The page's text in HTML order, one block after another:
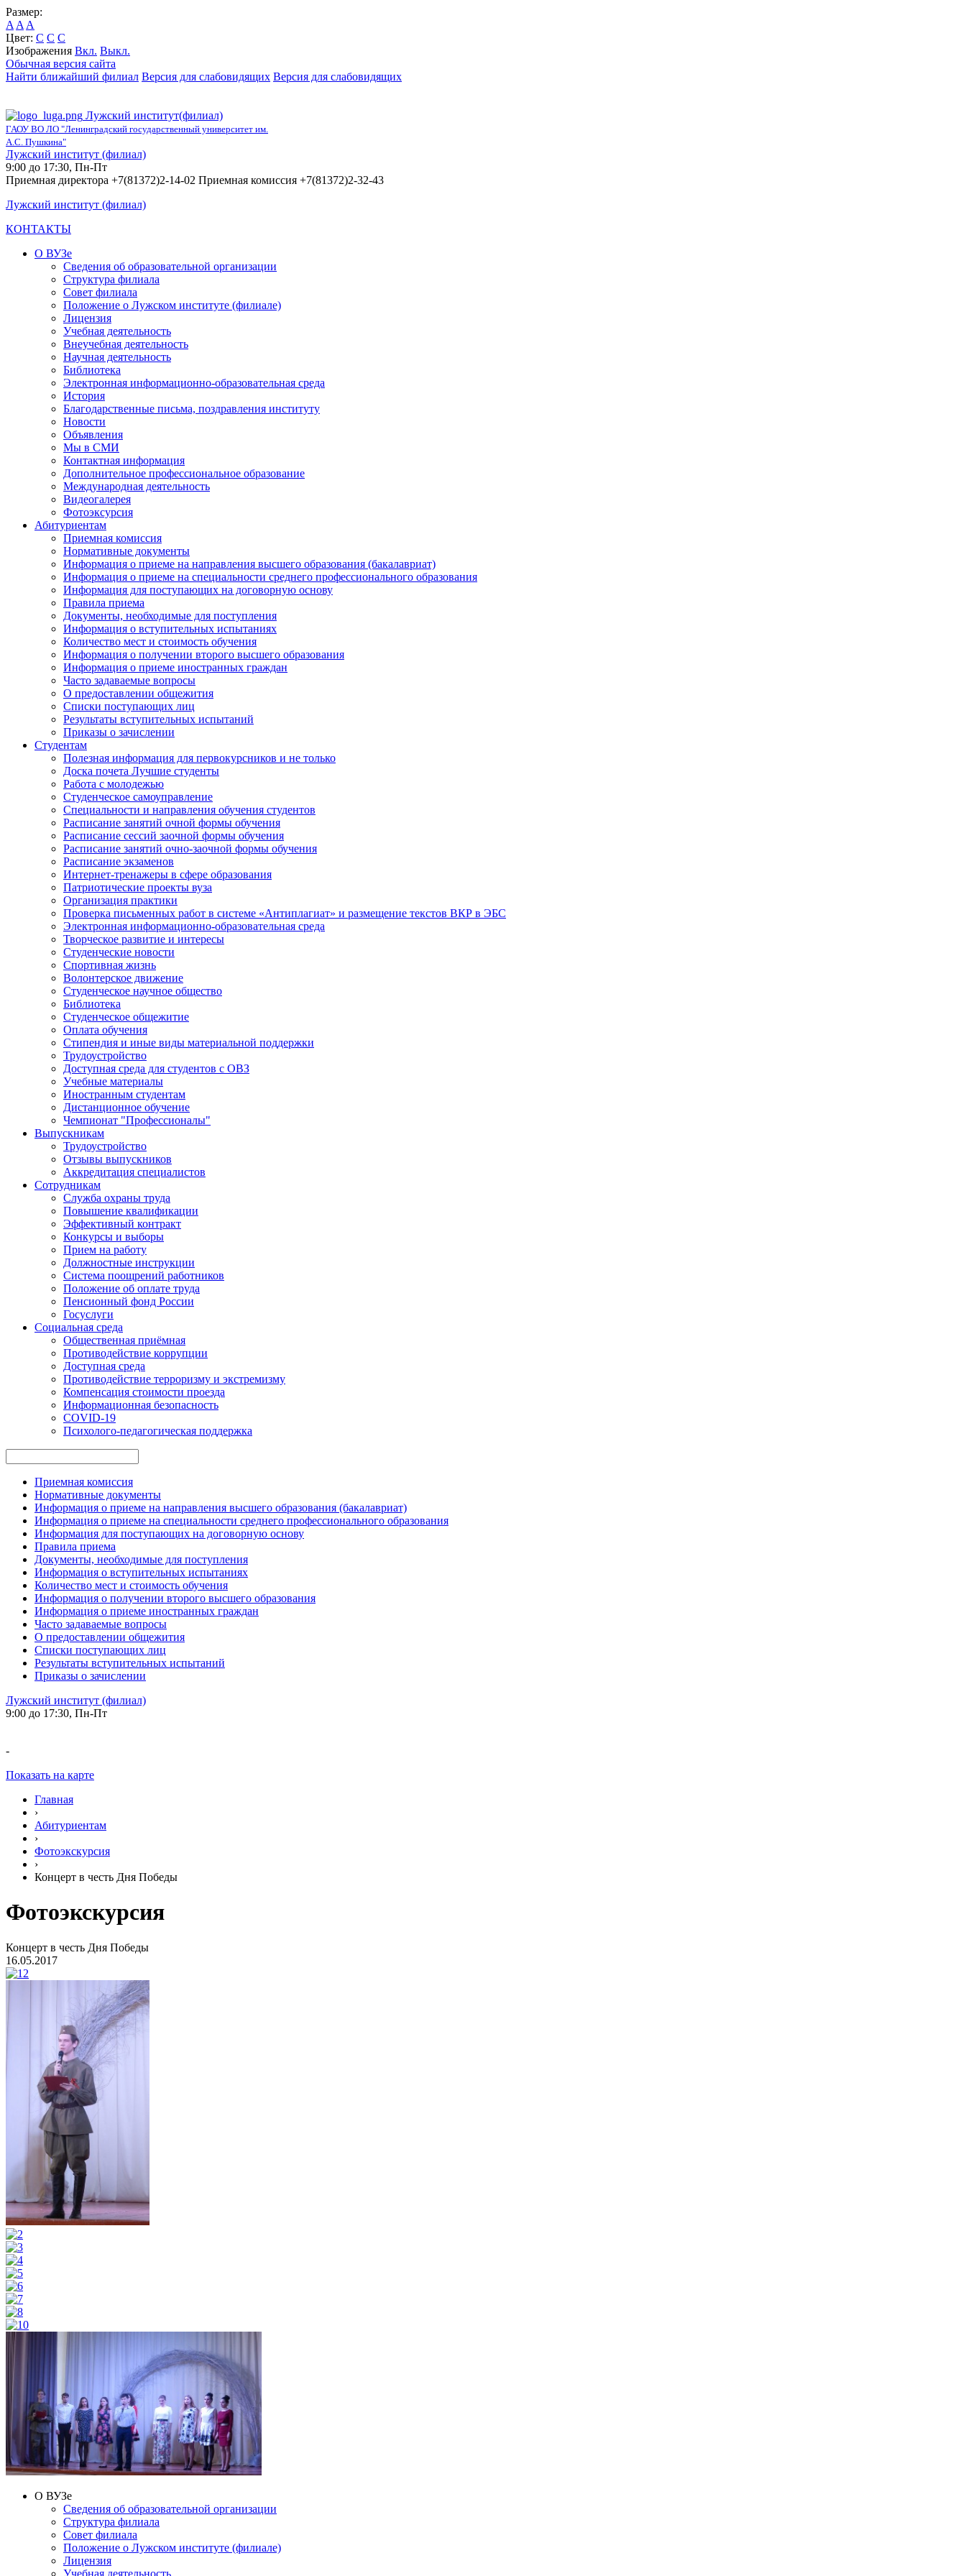
Размер:
A A A
Цвет: C C C
Изображения Вкл. Выкл.
Обычная версия сайта
Найти ближайший филиал Версия для слабовидящих Версия для слабовидящих
Лужский институт(филиал)
ГАОУ ВО ЛО "Ленинградский государственный университет им.
А.С. Пушкина"
Лужский институт (филиал)
9:00 до 17:30, Пн-Пт
Приемная директора +7(81372)2-14-02 Приемная комиссия +7(81372)2-32-43
Лужский институт (филиал)
КОНТАКТЫ
О ВУЗе
Сведения об образовательной организации
Структура филиала
Совет филиала
Положение о Лужском институте (филиале)
Лицензия
Учебная деятельность
Внеучебная деятельность
Научная деятельность
Библиотека
Электронная информационно-образовательная среда
История
Благодарственные письма, поздравления институту
Новости
Объявления
Мы в СМИ
Контактная информация
Дополнительное профессиональное образование
Международная деятельность
Видеогалерея
Фотоэксурсия
Абитуриентам
Приемная комиссия
Нормативные документы
Информация о приеме на направления высшего образования (бакалавриат)
Информация о приеме на специальности среднего профессионального образования
Информация для поступающих на договорную основу
Правила приема
Документы, необходимые для поступления
Информация о вступительных испытаниях
Количество мест и стоимость обучения
Информация о получении второго высшего образования
Информация о приеме иностранных граждан
Часто задаваемые вопросы
О предоставлении общежития
Списки поступающих лиц
Результаты вступительных испытаний
Приказы о зачислении
Студентам
Полезная информация для первокурсников и не только
Доска почета Лучшие студенты
Работа с молодежью
Студенческое самоуправление
Специальности и направления обучения студентов
Расписание занятий очной формы обучения
Расписание сессий заочной формы обучения
Расписание занятий очно-заочной формы обучения
Расписание экзаменов
Интернет-тренажеры в сфере образования
Патриотические проекты вуза
Организация практики
Проверка письменных работ в системе «Антиплагиат» и размещение текстов ВКР в ЭБС
Электронная информационно-образовательная среда
Творческое развитие и интересы
Студенческие новости
Спортивная жизнь
Волонтерское движение
Студенческое научное общество
Библиотека
Студенческое общежитие
Оплата обучения
Стипендия и иные виды материальной поддержки
Трудоустройство
Доступная среда для студентов с ОВЗ
Учебные материалы
Иностранным студентам
Дистанционное обучение
Чемпионат "Профессионалы"
Выпускникам
Трудоустройство
Отзывы выпускников
Аккредитация специалистов
Сотрудникам
Служба охраны труда
Повышение квалификации
Эффективный контракт
Конкурсы и выборы
Прием на работу
Должностные инструкции
Система поощрений работников
Положение об оплате труда
Пенсионный фонд России
Госуслуги
Социальная среда
Общественная приёмная
Противодействие коррупции
Доступная среда
Противодействие терроризму и экстремизму
Компенсация стоимости проезда
Информационная безопасность
COVID-19
Психолого-педагогическая поддержка
Приемная комиссия
Нормативные документы
Информация о приеме на направления высшего образования (бакалавриат)
Информация о приеме на специальности среднего профессионального образования
Информация для поступающих на договорную основу
Правила приема
Документы, необходимые для поступления
Информация о вступительных испытаниях
Количество мест и стоимость обучения
Информация о получении второго высшего образования
Информация о приеме иностранных граждан
Часто задаваемые вопросы
О предоставлении общежития
Списки поступающих лиц
Результаты вступительных испытаний
Приказы о зачислении
Лужский институт (филиал)
9:00 до 17:30, Пн-Пт
-
Показать на карте
Главная
›
Абитуриентам
›
Фотоэкскурсия
›
Концерт в честь Дня Победы
Фотоэкскурсия
Концерт в честь Дня Победы
16.05.2017
О ВУЗе
Сведения об образовательной организации
Структура филиала
Совет филиала
Положение о Лужском институте (филиале)
Лицензия
Учебная деятельность